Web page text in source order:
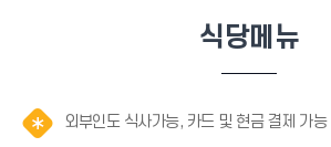
식당메뉴
외부인도 식사가능, 카드 및 현금 결제 가능알알알